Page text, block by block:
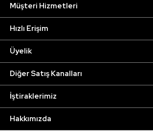
Müşteri Hizmetleri
Hızlı Erişim
Üyelik
Diğer Satış Kanalları
İştiraklerimiz
Hakkımızda